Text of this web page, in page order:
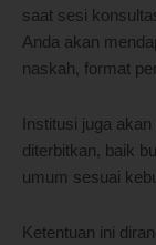
saat sesi
Anda akan
naskah, format
Institusi juga
diterbitkan, baik
umum sesuai
Ketentuan ini